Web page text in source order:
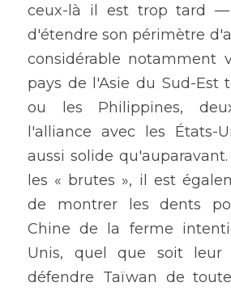
ceux-là il est trop tard
d'étendre son périmètre
considérable notamment
pays de l'Asie du Sud-Est
ou les Philippines,
l'alliance avec les États-
aussi solide
les « brutes », il est
de montrer les dents
Chine de la ferme
Unis, quel que soit leur
défendre Taïwan de